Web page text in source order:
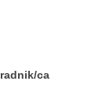
ca